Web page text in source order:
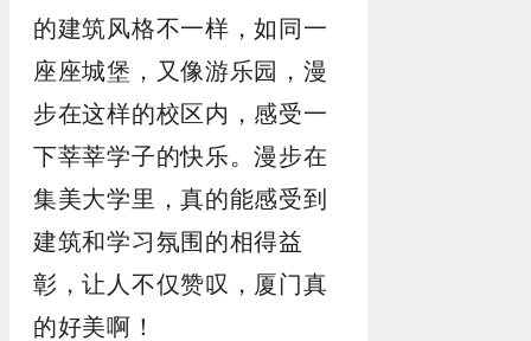
的建筑风格不一样，如同一
座座城堡，又像游乐园，漫
步在这样的校区内，感受一
下莘莘学子的快乐。漫步在
集美大学里，真的能感受到
建筑和学习氛围的相得益
彰，让人不仅赞叹，厦门真
的好美啊！